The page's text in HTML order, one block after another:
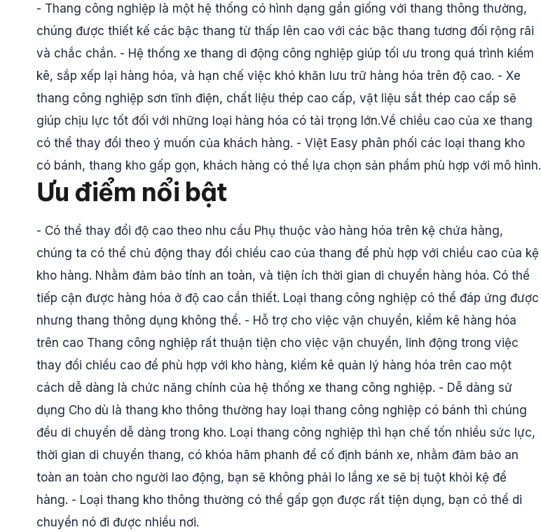
- Thang công nghiệp là một hệ thống có hình dạng gần giống với thang thông thường,
chúng được thiết kế các bậc thang từ thấp lên cao với các bậc thang tương đối rộng rãi
và chắc chắn. - Hệ thống xe thang di động công nghiệp giúp tối ưu trong quá trình kiểm
kê, sắp xếp lại hàng hóa, và hạn chế việc khó khăn lưu trữ hàng hóa trên độ cao. - Xe
thang công nghiệp sơn tĩnh điện, chất liệu thép cao cấp, vật liệu sắt thép cao cấp sẽ
giúp chịu lực tốt đối với những loại hàng hóa có tải trọng lớn.Về chiều cao của xe thang
có thể thay đổi theo ý muốn của khách hàng. - Việt Easy phân phối các loại thang kho
có bánh, thang kho gấp gọn, khách hàng có thể lựa chọn sản phẩm phù hợp với mô hình.
Ưu điểm nổi bật
- Có thể thay đổi độ cao theo nhu cầu Phụ thuộc vào hàng hóa trên kệ chứa hàng,
chúng ta có thể chủ động thay đổi chiều cao của thang để phù hợp với chiều cao của kệ
kho hàng. Nhằm đảm bảo tính an toàn, và tiện ích thời gian di chuyển hàng hóa. Có thể
tiếp cận được hàng hóa ở độ cao cần thiết. Loại thang công nghiệp có thể đáp ứng được
nhưng thang thông dụng không thể. - Hỗ trợ cho việc vận chuyển, kiểm kê hàng hóa
trên cao Thang công nghiệp rất thuận tiện cho việc vận chuyển, linh động trong việc
thay đổi chiều cao để phù hợp với kho hàng, kiểm kê quản lý hàng hóa trên cao một
cách dễ dàng là chức năng chính của hệ thống xe thang công nghiệp. - Dễ dàng sử
dụng Cho dù là thang kho thông thường hay loại thang công nghiệp có bánh thì chúng
đều di chuyển dễ dàng trong kho. Loại thang công nghiệp thì hạn chế tốn nhiều sức lực,
thời gian di chuyển thang, có khóa hãm phanh để cố định bánh xe, nhằm đảm bảo an
toàn an toàn cho người lao động, bạn sẽ không phải lo lắng xe sẽ bị tuột khỏi kệ để
hàng. - Loại thang kho thông thường có thể gấp gọn được rất tiện dụng, bạn có thể di
chuyển nó đi được nhiều nơi.